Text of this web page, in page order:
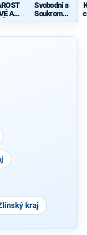
A
Svobodní a
Soukromní
ci
kraj